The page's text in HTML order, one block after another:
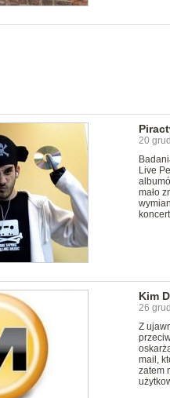
20
Live
mało
Kim
26
Z
mail,
zatem